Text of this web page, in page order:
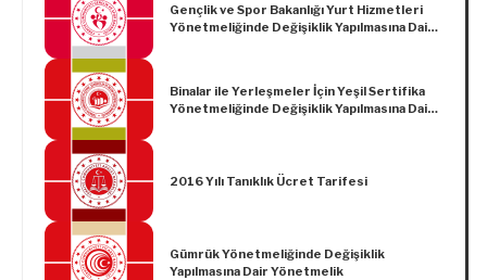
Gençlik ve Spor Bakanlığı Yurt Hizmetleri
Yönetmeliğinde Değişiklik Yapılmasına Dair
Binalar ile Yerleşmeler İçin Yeşil Sertifika
Yönetmeliğinde Değişiklik Yapılmasına Dair
2016 Yılı Tanıklık Ücret Tarifesi
Gümrük Yönetmeliğinde Değişiklik
Yapılmasına Dair Yönetmelik